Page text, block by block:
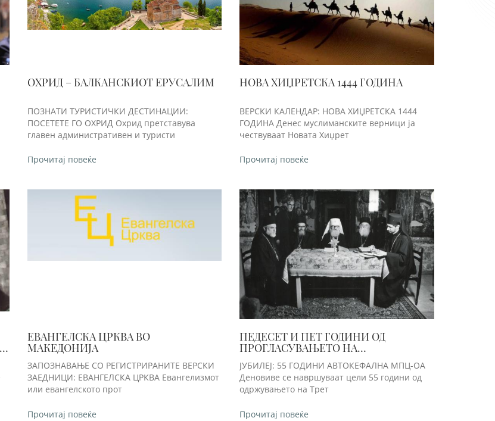
ОХРИД – БАЛКАНСКИОТ ЕРУСАЛИМ
ПОЗНАТИ ТУРИСТИЧКИ ДЕСТИНАЦИИ:
ПОСЕТЕТЕ ГО ОХРИД Охрид претставува
главен административен и туристи
Прочитај повеќе
НОВА ХИЏРЕТСКА 1444 ГОДИНА
ВЕРСКИ КАЛЕНДАР: НОВА ХИЏРЕТСКА 1444
ГОДИНА Денес муслиманските верници ја
чествуваат Новата Хиџрет
Прочитај повеќе
ЕВАНГЕЛСКА ЦРКВА ВО
МАКЕДОНИЈА
ЗАПОЗНАВАЊЕ СО РЕГИСТРИРАНИТЕ ВЕРСКИ
ЗАЕДНИЦИ: ЕВАНГЕЛСКА ЦРКВА Евангелизмот
или евангелското прот
Прочитај повеќе
ПЕДЕСЕТ И ПЕТ ГОДИНИ ОД
ПРОГЛАСУВАЊЕТО НА
АВТОКЕФАЛНОСТА НА
МАКЕДОНСКАТА ПРАВОСЛАВНА
ЦРКВА
ЈУБИЛЕЈ: 55 ГОДИНИ АВТОКЕФАЛНА МПЦ-ОА
Деновиве се навршуваат цели 55 години од
одржувањето на Трет
Прочитај повеќе